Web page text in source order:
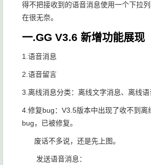
得不把接收到的语音消息使用一个下拉
在很无奈。
一.GG V3.6 新增功能展现
1.语音消息
2.语音留言
3.离线消息分类：离线文字消息、离线语
4. 修复bug：V3.5版本中出现了收不到离
bug，已被修复。
废话不多说，还是先上图。
发送语音消息：